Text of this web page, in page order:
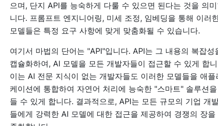
으며, 단지 API를 능숙하게 다룰 수 있으면 된다는 것을 의
니다. 프롬프트 엔지니어링, 미세 조정, 임베딩을 통해 이러
모델들은 특정 요구 사항에 맞게 맞춤화될 수 있습니다.
여기서 마법의 단어는 "API"입니다. API는 그 내용의 복잡성
캡슐화하여, AI 모델을 모든 개발자들이 접근할 수 있게 합
이는 AI 전문 지식이 없는 개발자들도 이러한 모델들을 애플
케이션에 통합하여 자연어 처리에 능숙한 "스마트" 솔루션
들 수 있게 합니다. 결과적으로, API는 모든 규모의 기업 개
들에게 강력한 AI 모델에 대한 접근을 제공하여 경쟁의 장을